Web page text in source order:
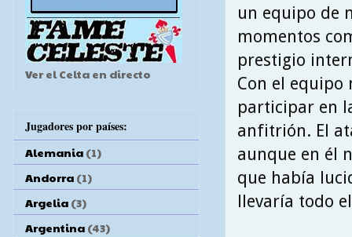
un equipo de
momentos
prestigio
Con el equipo
participar en
anfitrión. El
aunque en él
que había
llevaría todo
Ver el Celta en directo
Jugadores por países:
Alemania (1)
Andorra (1)
Argelia (3)
Argentina (43)